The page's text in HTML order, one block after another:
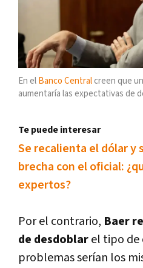
En el Banco Centralcreen que
aumentaría las expectativas de
Te puede interesar
Se recalienta el dólar y
brecha con el oficial:
expertos?
Por el contrario, Baer
de desdoblarel tipo de
problemas serían los